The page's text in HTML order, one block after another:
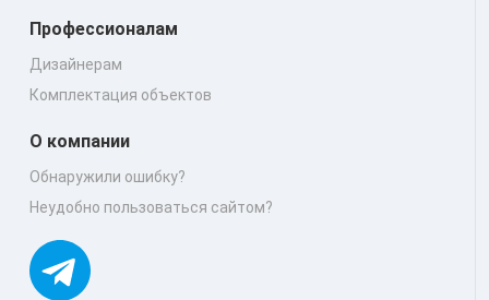
Профессионалам
Дизайнерам
Комплектация объектов
О компании
Обнаружили ошибку?
Неудобно пользоваться сайтом?